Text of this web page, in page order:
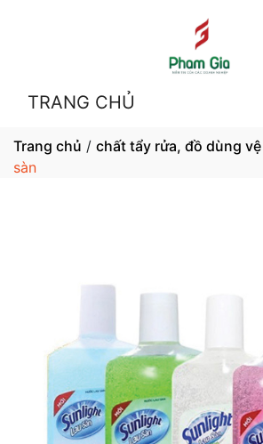
TRANG CHỦ
Trang chủ / chất tẩy rửa, đồ dùng
sàn